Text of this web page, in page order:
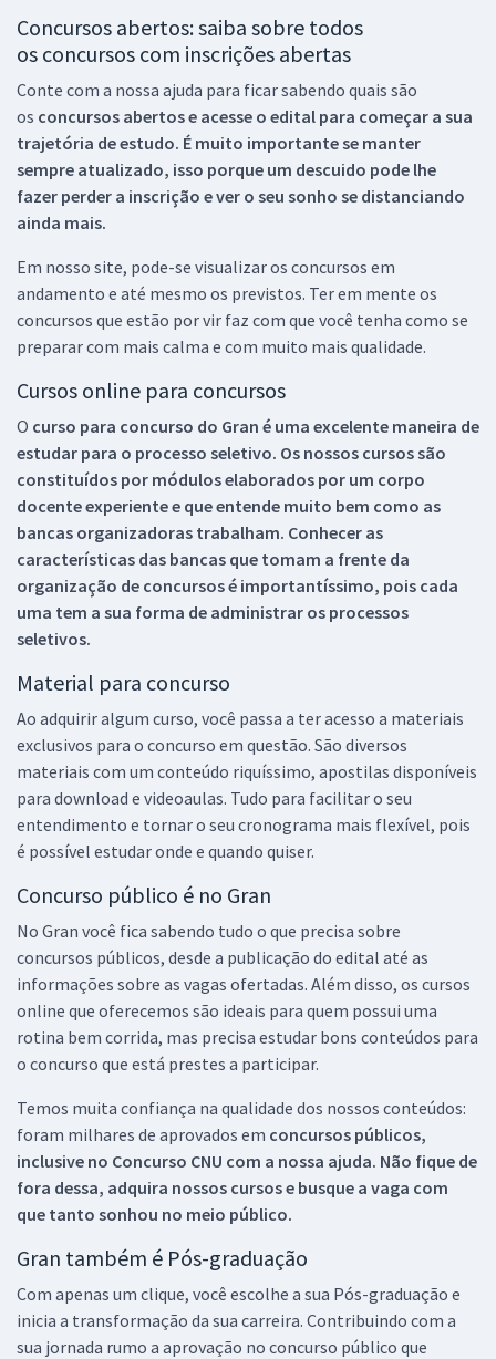
Concursos abertos: saiba sobre todos
os concursos com inscrições abertas
Conte com a nossa ajuda para ficar sabendo quais são
os concursos abertos e acesse o edital para começar a sua
trajetória de estudo. É muito importante se manter
sempre atualizado, isso porque um descuido pode lhe
fazer perder a inscrição e ver o seu sonho se distanciando
ainda mais.
Em nosso site, pode-se visualizar os concursos em
andamento e até mesmo os previstos. Ter em mente os
concursos que estão por vir faz com que você tenha como se
preparar com mais calma e com muito mais qualidade.
Cursos online para concursos
O curso para concurso do Gran é uma excelente maneira de
estudar para o processo seletivo. Os nossos cursos são
constituídos por módulos elaborados por um corpo
docente experiente e que entende muito bem como as
bancas organizadoras trabalham. Conhecer as
características das bancas que tomam a frente da
organização de concursos é importantíssimo, pois cada
uma tem a sua forma de administrar os processos
seletivos.
Material para concurso
Ao adquirir algum curso, você passa a ter acesso a materiais
exclusivos para o concurso em questão. São diversos
materiais com um conteúdo riquíssimo, apostilas disponíveis
para download e videoaulas. Tudo para facilitar o seu
entendimento e tornar o seu cronograma mais flexível, pois
é possível estudar onde e quando quiser.
Concurso público é no Gran
No Gran você fica sabendo tudo o que precisa sobre
concursos públicos, desde a publicação do edital até as
informações sobre as vagas ofertadas. Além disso, os cursos
online que oferecemos são ideais para quem possui uma
rotina bem corrida, mas precisa estudar bons conteúdos para
o concurso que está prestes a participar.
Temos muita confiança na qualidade dos nossos conteúdos:
foram milhares de aprovados em concursos públicos,
inclusive no Concurso CNU com a nossa ajuda. Não fique de
fora dessa, adquira nossos cursos e busque a vaga com
que tanto sonhou no meio público.
Gran também é Pós-graduação
Com apenas um clique, você escolhe a sua Pós-graduação e
inicia a transformação da sua carreira. Contribuindo com a
sua jornada rumo a aprovação no concurso público que